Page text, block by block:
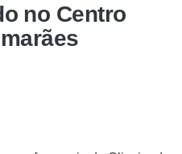
no Centro